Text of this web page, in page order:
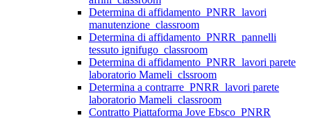
Determina di affidamento_PNRR_lavori
manutenzione_classroom
Determina di affidamento_PNRR_pannelli
tessuto ignifugo_classroom
Determina di affidamento_PNRR_lavori parete
laboratorio Mameli_clssroom
Determina a contrarre_PNRR_lavori parete
laboratorio Mameli_classroom
Contratto Piattaforma Jove Ebsco_PNRR